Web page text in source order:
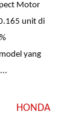
Motor
unit di
yang
HONDA